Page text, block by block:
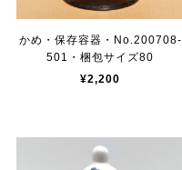
かめ・保存容器・No.200708-
501・梱包サイズ80
¥2,200